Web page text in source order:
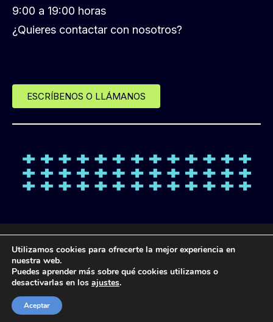
9:00 a 19:00 horas
¿Quieres contactar con nosotros?
ESCRÍBENOS O LLÁMANOS
© Desde 2013 LANDL FORMACIÓN
POLÍTICA DE
POLÍTICA DE
POLÍTICA DE
Utilizamos cookies para ofrecerte la mejor experiencia en
nuestra web.
Puedes aprender más sobre qué cookies utilizamos o
desactivarlas en los ajustes.
Aceptar